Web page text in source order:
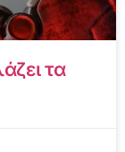
τα